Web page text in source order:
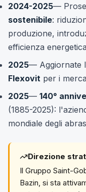
2024-2025—
sostenibile:
produzione,
efficienza
2025— Aggiornate
Flexovit per i
2025— 140°
(1885-2025):
mondiale degli
Direzione
Il Gruppo Saint-
Bazin, si sta